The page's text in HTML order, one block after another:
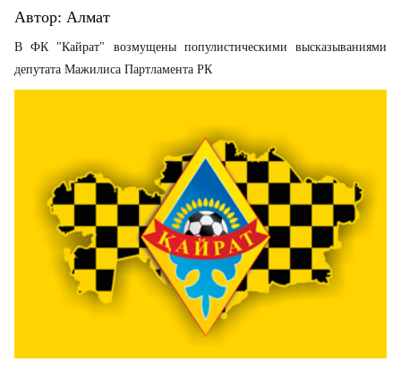
Автор: Алмат
В ФК "Кайрат" возмущены популистическими высказываниями
депутата Мажилиса Партламента РК